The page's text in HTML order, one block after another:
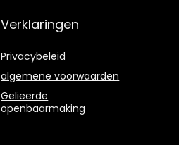
Verklaringen
Privacybeleid
algemene voorwaarden
Gelieerde
openbaarmaking